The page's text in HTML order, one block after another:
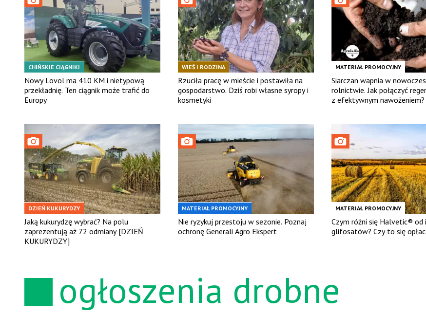
CHIŃSKIE CIĄGNIKI
Nowy Lovol ma 410 KM i nietypową
przekładnię. Ten ciągnik może trafić do
Europy
WIEŚ I RODZINA
Rzuciła pracę w mieście i postawiła na
gospodarstwo. Dziś robi własne syropy i
kosmetyki
MATERIAŁ PROMOCYJNY
Siarczan wapnia w
rolnictwie. Jak połączyć
z efektywnym nawożeniem?
DZIEŃ KUKURYDZY
Jaką kukurydzę wybrać? Na polu
zaprezentują aż 72 odmiany [DZIEŃ
KUKURYDZY]
MATERIAŁ PROMOCYJNY
Nie ryzykuj przestoju w sezonie. Poznaj
ochronę Generali Agro Ekspert
MATERIAŁ PROMOCYJNY
Czym różni się Halvetic® od
glifosatów? Czy to się
ogłoszenia drobne